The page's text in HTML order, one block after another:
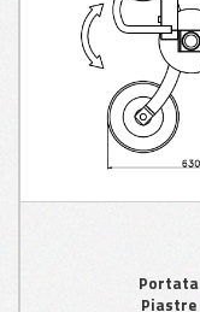
Portata
Piastre